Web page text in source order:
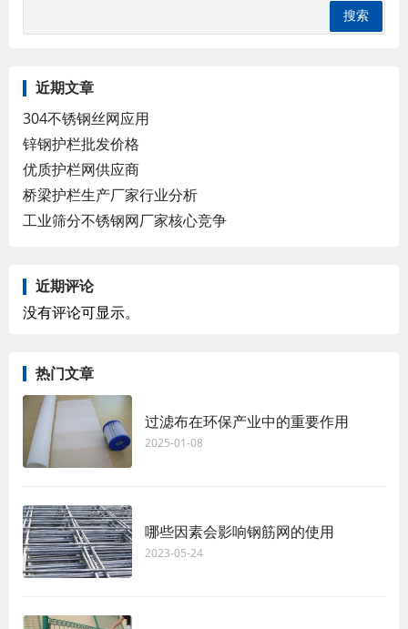
近期文章
304不锈钢丝网应用
锌钢护栏批发价格
优质护栏网供应商
桥梁护栏生产厂家行业分析
工业筛分不锈钢网厂家核心竞争
近期评论
没有评论可显示。
热门文章
过滤布在环保产业中的重要作用
2025-01-08
哪些因素会影响钢筋网的使用
2023-05-24